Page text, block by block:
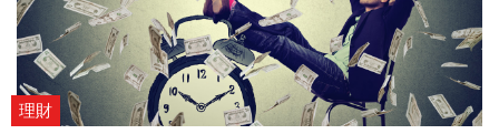
理財